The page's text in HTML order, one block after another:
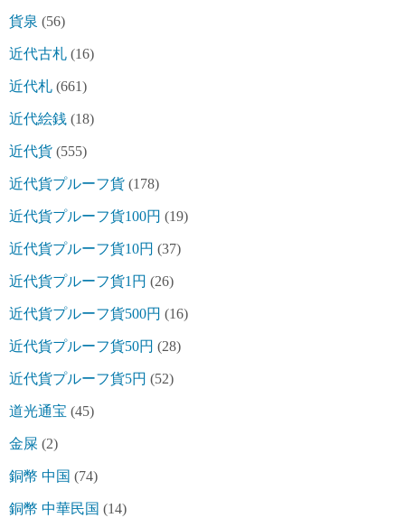
貨泉 (56)
近代古札 (16)
近代札 (661)
近代絵銭 (18)
近代貨 (555)
近代貨プルーフ貨 (178)
近代貨プルーフ貨100円 (19)
近代貨プルーフ貨10円 (37)
近代貨プルーフ貨1円 (26)
近代貨プルーフ貨500円 (16)
近代貨プルーフ貨50円 (28)
近代貨プルーフ貨5円 (52)
道光通宝 (45)
金屎 (2)
銅幣 中国 (74)
銅幣 中華民国 (14)